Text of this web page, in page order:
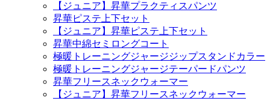
【ジュニア】昇華プラクティスパンツ
昇華ピステ上下セット
【ジュニア】昇華ピステ上下セット
昇華中綿セミロングコート
極暖トレーニングジャージジップスタンドカラー
極暖トレーニングジャージテーパードパンツ
昇華フリースネックウォーマー
【ジュニア】昇華フリースネックウォーマー